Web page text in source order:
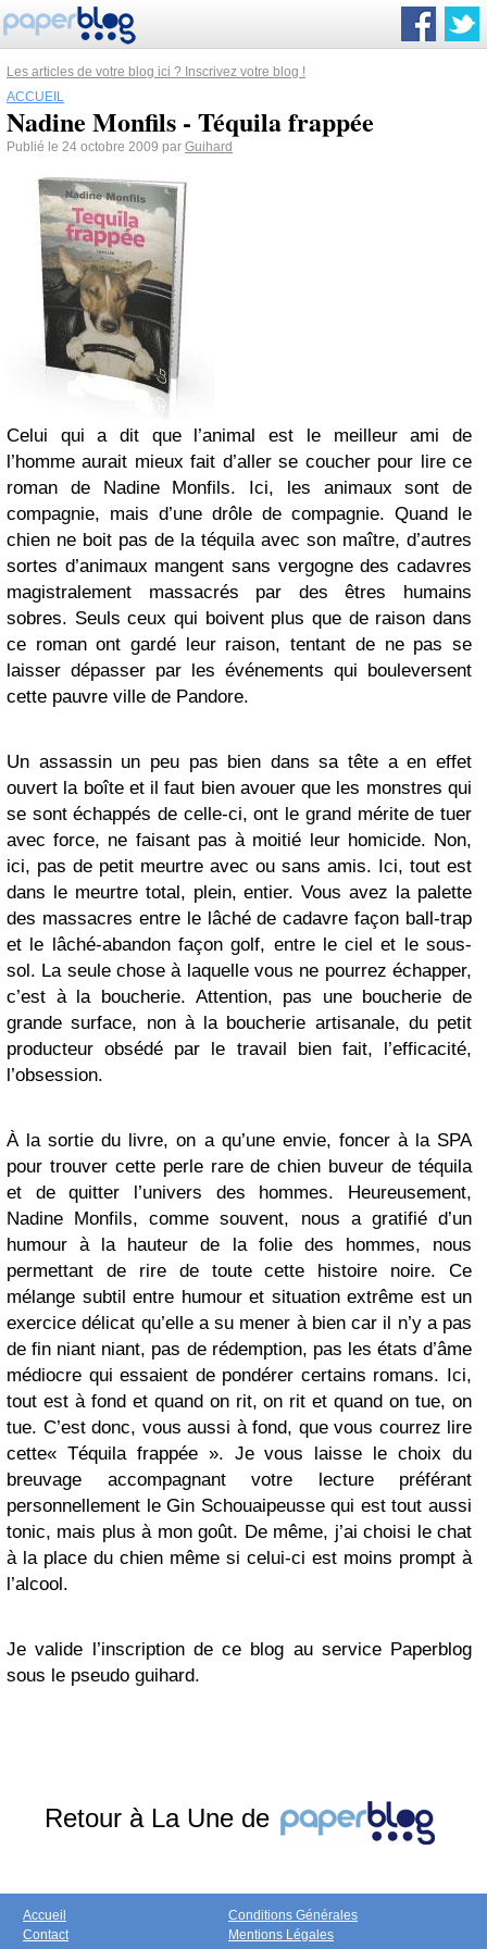
Les articles de votre blog ici ? Inscrivez votre blog !
ACCUEIL
Nadine Monfils - Téquila frappée
Publié le 24 octobre 2009 par Guihard
Celui qui a dit que l’animal est le meilleur ami de
l’homme aurait mieux fait d’aller se coucher pour lire ce
roman de Nadine Monfils. Ici, les animaux sont de
compagnie, mais d’une drôle de compagnie. Quand le
chien ne boit pas de la téquila avec son maître, d’autres
sortes d’animaux mangent sans vergogne des cadavres
magistralement massacrés par des êtres humains
sobres. Seuls ceux qui boivent plus que de raison dans
ce roman ont gardé leur raison, tentant de ne pas se
laisser dépasser par les événements qui bouleversent
cette pauvre ville de Pandore.
Un assassin un peu pas bien dans sa tête a en effet
ouvert la boîte et il faut bien avouer que les monstres qui
se sont échappés de celle-ci, ont le grand mérite de tuer
avec force, ne faisant pas à moitié leur homicide. Non,
ici, pas de petit meurtre avec ou sans amis. Ici, tout est
dans le meurtre total, plein, entier. Vous avez la palette
des massacres entre le lâché de cadavre façon ball-trap
et le lâché-abandon façon golf, entre le ciel et le sous-
sol. La seule chose à laquelle vous ne pourrez échapper,
c’est à la boucherie. Attention, pas une boucherie de
grande surface, non à la boucherie artisanale, du petit
producteur obsédé par le travail bien fait, l’efficacité,
l’obsession.
À la sortie du livre, on a qu’une envie, foncer à la SPA
pour trouver cette perle rare de chien buveur de téquila
et de quitter l’univers des hommes. Heureusement,
Nadine Monfils, comme souvent, nous a gratifié d’un
humour à la hauteur de la folie des hommes, nous
permettant de rire de toute cette histoire noire. Ce
mélange subtil entre humour et situation extrême est un
exercice délicat qu’elle a su mener à bien car il n’y a pas
de fin niant niant, pas de rédemption, pas les états d’âme
médiocre qui essaient de pondérer certains romans. Ici,
tout est à fond et quand on rit, on rit et quand on tue, on
tue. C’est donc, vous aussi à fond, que vous courrez lire
cette« Téquila frappée ». Je vous laisse le choix du
breuvage accompagnant votre lecture préférant
personnellement le Gin Schouaipeusse qui est tout aussi
tonic, mais plus à mon goût. De même, j’ai choisi le chat
à la place du chien même si celui-ci est moins prompt à
l’alcool.
Je valide l’inscription de ce blog au service Paperblog
sous le pseudo guihard.
Retour à La Une de
Accueil
Contact
Conditions Générales
Mentions Légales